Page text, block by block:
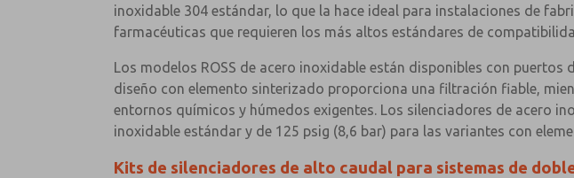
inoxidable 304 estándar, lo que la hace ideal para instalaciones de
farmacéuticas que requieren los más altos estándares de
Los modelos ROSS de acero inoxidable están disponibles con
diseño con elemento sinterizado proporciona una filtración fiable,
entornos químicos y húmedos exigentes. Los silenciadores de acero
inoxidable estándar y de 125 psig (8,6 bar) para las variantes con
Kits de silenciadores de alto caudal para sistemas de